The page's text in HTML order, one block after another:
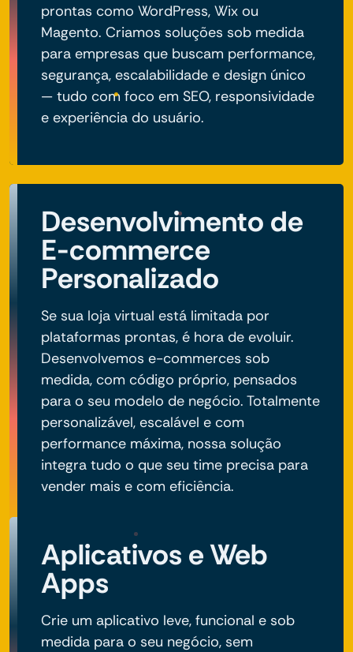
prontas como WordPress, Wix ou
Magento. Criamos soluções sob medida
para empresas que buscam performance,
segurança, escalabilidade e design único
— tudo com foco em SEO, responsividade
e experiência do usuário.
Desenvolvimento de
E-commerce
Personalizado
Se sua loja virtual está limitada por
plataformas prontas, é hora de evoluir.
Desenvolvemos e-commerces sob
medida, com código próprio, pensados
para o seu modelo de negócio. Totalmente
personalizável, escalável e com
performance máxima, nossa solução
integra tudo o que seu time precisa para
vender mais e com eficiência.
Aplicativos e Web
Apps
Crie um aplicativo leve, funcional e sob
medida para o seu negócio, sem